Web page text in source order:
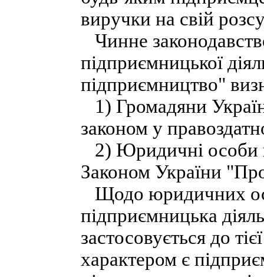
виручки на свій
Чинне
підприємницької
підприємництво"
1) Громадяни
законом у
2) Юридичні особи
Законом України
Щодо юридичних
підприємницька
застосовується до
характером є